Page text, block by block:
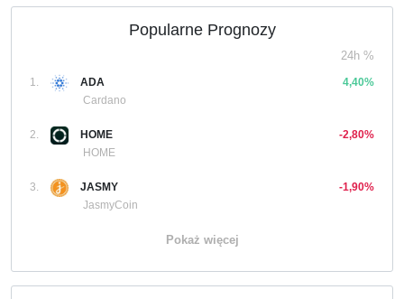
Popularne Prognozy
24h %
1.
ADA
Cardano
4,40%
2.
HOME
HOME
-2,80%
3.
JASMY
JasmyCoin
-1,90%
Pokaż więcej